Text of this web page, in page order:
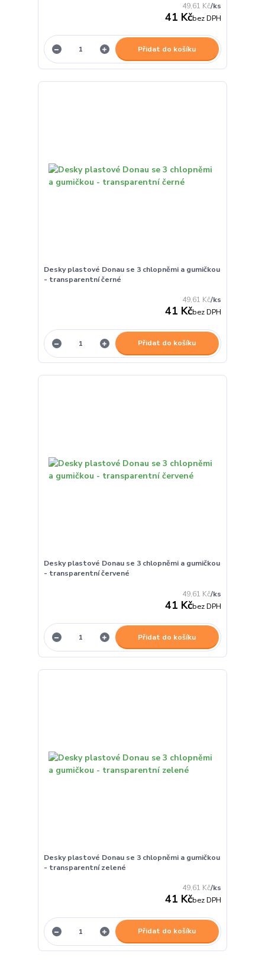
49,61 Kč/ks
41 Kčbez DPH
Přidat do košíku
Desky plastové Donau se 3 chlopněmi a gumičkou
- transparentní černé
49,61 Kč/ks
41 Kčbez DPH
Přidat do košíku
Desky plastové Donau se 3 chlopněmi a gumičkou
- transparentní červené
49,61 Kč/ks
41 Kčbez DPH
Přidat do košíku
Desky plastové Donau se 3 chlopněmi a gumičkou
- transparentní zelené
49,61 Kč/ks
41 Kčbez DPH
Přidat do košíku